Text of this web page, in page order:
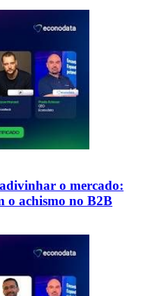
o mercado:
o achismo no B2B